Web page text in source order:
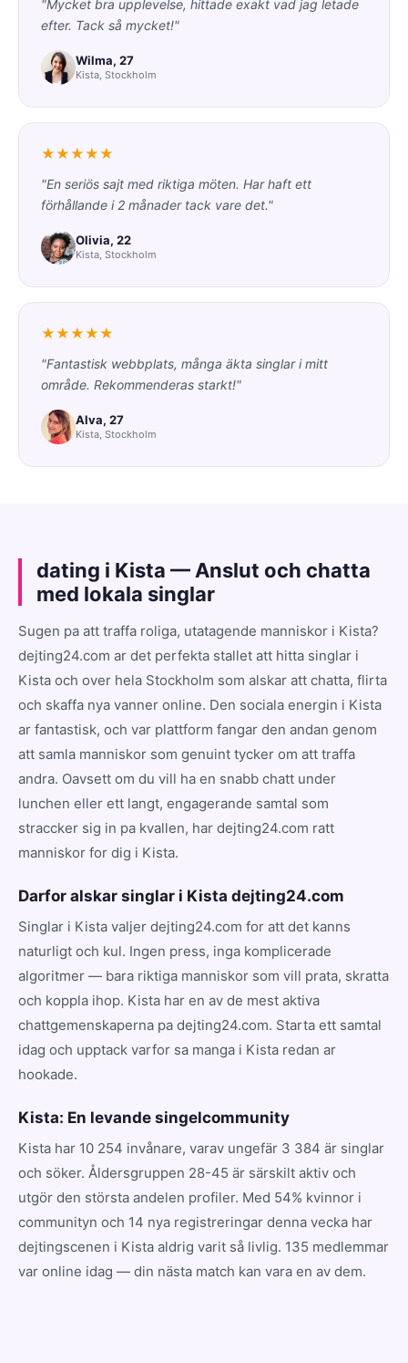
"Mycket bra upplevelse, hittade exakt vad jag letade
efter. Tack så mycket!"
Wilma, 27
Kista, Stockholm
★★★★★
"En seriös sajt med riktiga möten. Har haft ett
förhållande i 2 månader tack vare det."
Olivia, 22
Kista, Stockholm
★★★★★
"Fantastisk webbplats, många äkta singlar i mitt
område. Rekommenderas starkt!"
Alva, 27
Kista, Stockholm
dating i Kista — Anslut och chatta
med lokala singlar
Sugen pa att traffa roliga, utatagende manniskor i Kista?
dejting24.com ar det perfekta stallet att hitta singlar i
Kista och over hela Stockholm som alskar att chatta, flirta
och skaffa nya vanner online. Den sociala energin i Kista
ar fantastisk, och var plattform fangar den andan genom
att samla manniskor som genuint tycker om att traffa
andra. Oavsett om du vill ha en snabb chatt under
lunchen eller ett langt, engagerande samtal som
straccker sig in pa kvallen, har dejting24.com ratt
manniskor for dig i Kista.
Darfor alskar singlar i Kista dejting24.com
Singlar i Kista valjer dejting24.com for att det kanns
naturligt och kul. Ingen press, inga komplicerade
algoritmer — bara riktiga manniskor som vill prata, skratta
och koppla ihop. Kista har en av de mest aktiva
chattgemenskaperna pa dejting24.com. Starta ett samtal
idag och upptack varfor sa manga i Kista redan ar
hookade.
Kista: En levande singelcommunity
Kista har 10 254 invånare, varav ungefär 3 384 är singlar
och söker. Åldersgruppen 28-45 är särskilt aktiv och
utgör den största andelen profiler. Med 54% kvinnor i
communityn och 14 nya registreringar denna vecka har
dejtingscenen i Kista aldrig varit så livlig. 135 medlemmar
var online idag — din nästa match kan vara en av dem.